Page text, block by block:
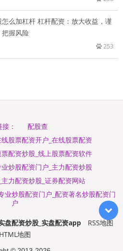
么加杠杆 杠杆配资：放大收益，谨
握风险
253
：
配股查
股票配资开户_在线股票配资
配资炒股_线上股票配资软件
炒股配资门户_主力配资炒股
力配资炒股_证券配资网站
业炒股配资门户_配资著名炒股配资门
户
盘配资炒股_实盘配资app
RSS地图
HTML地图